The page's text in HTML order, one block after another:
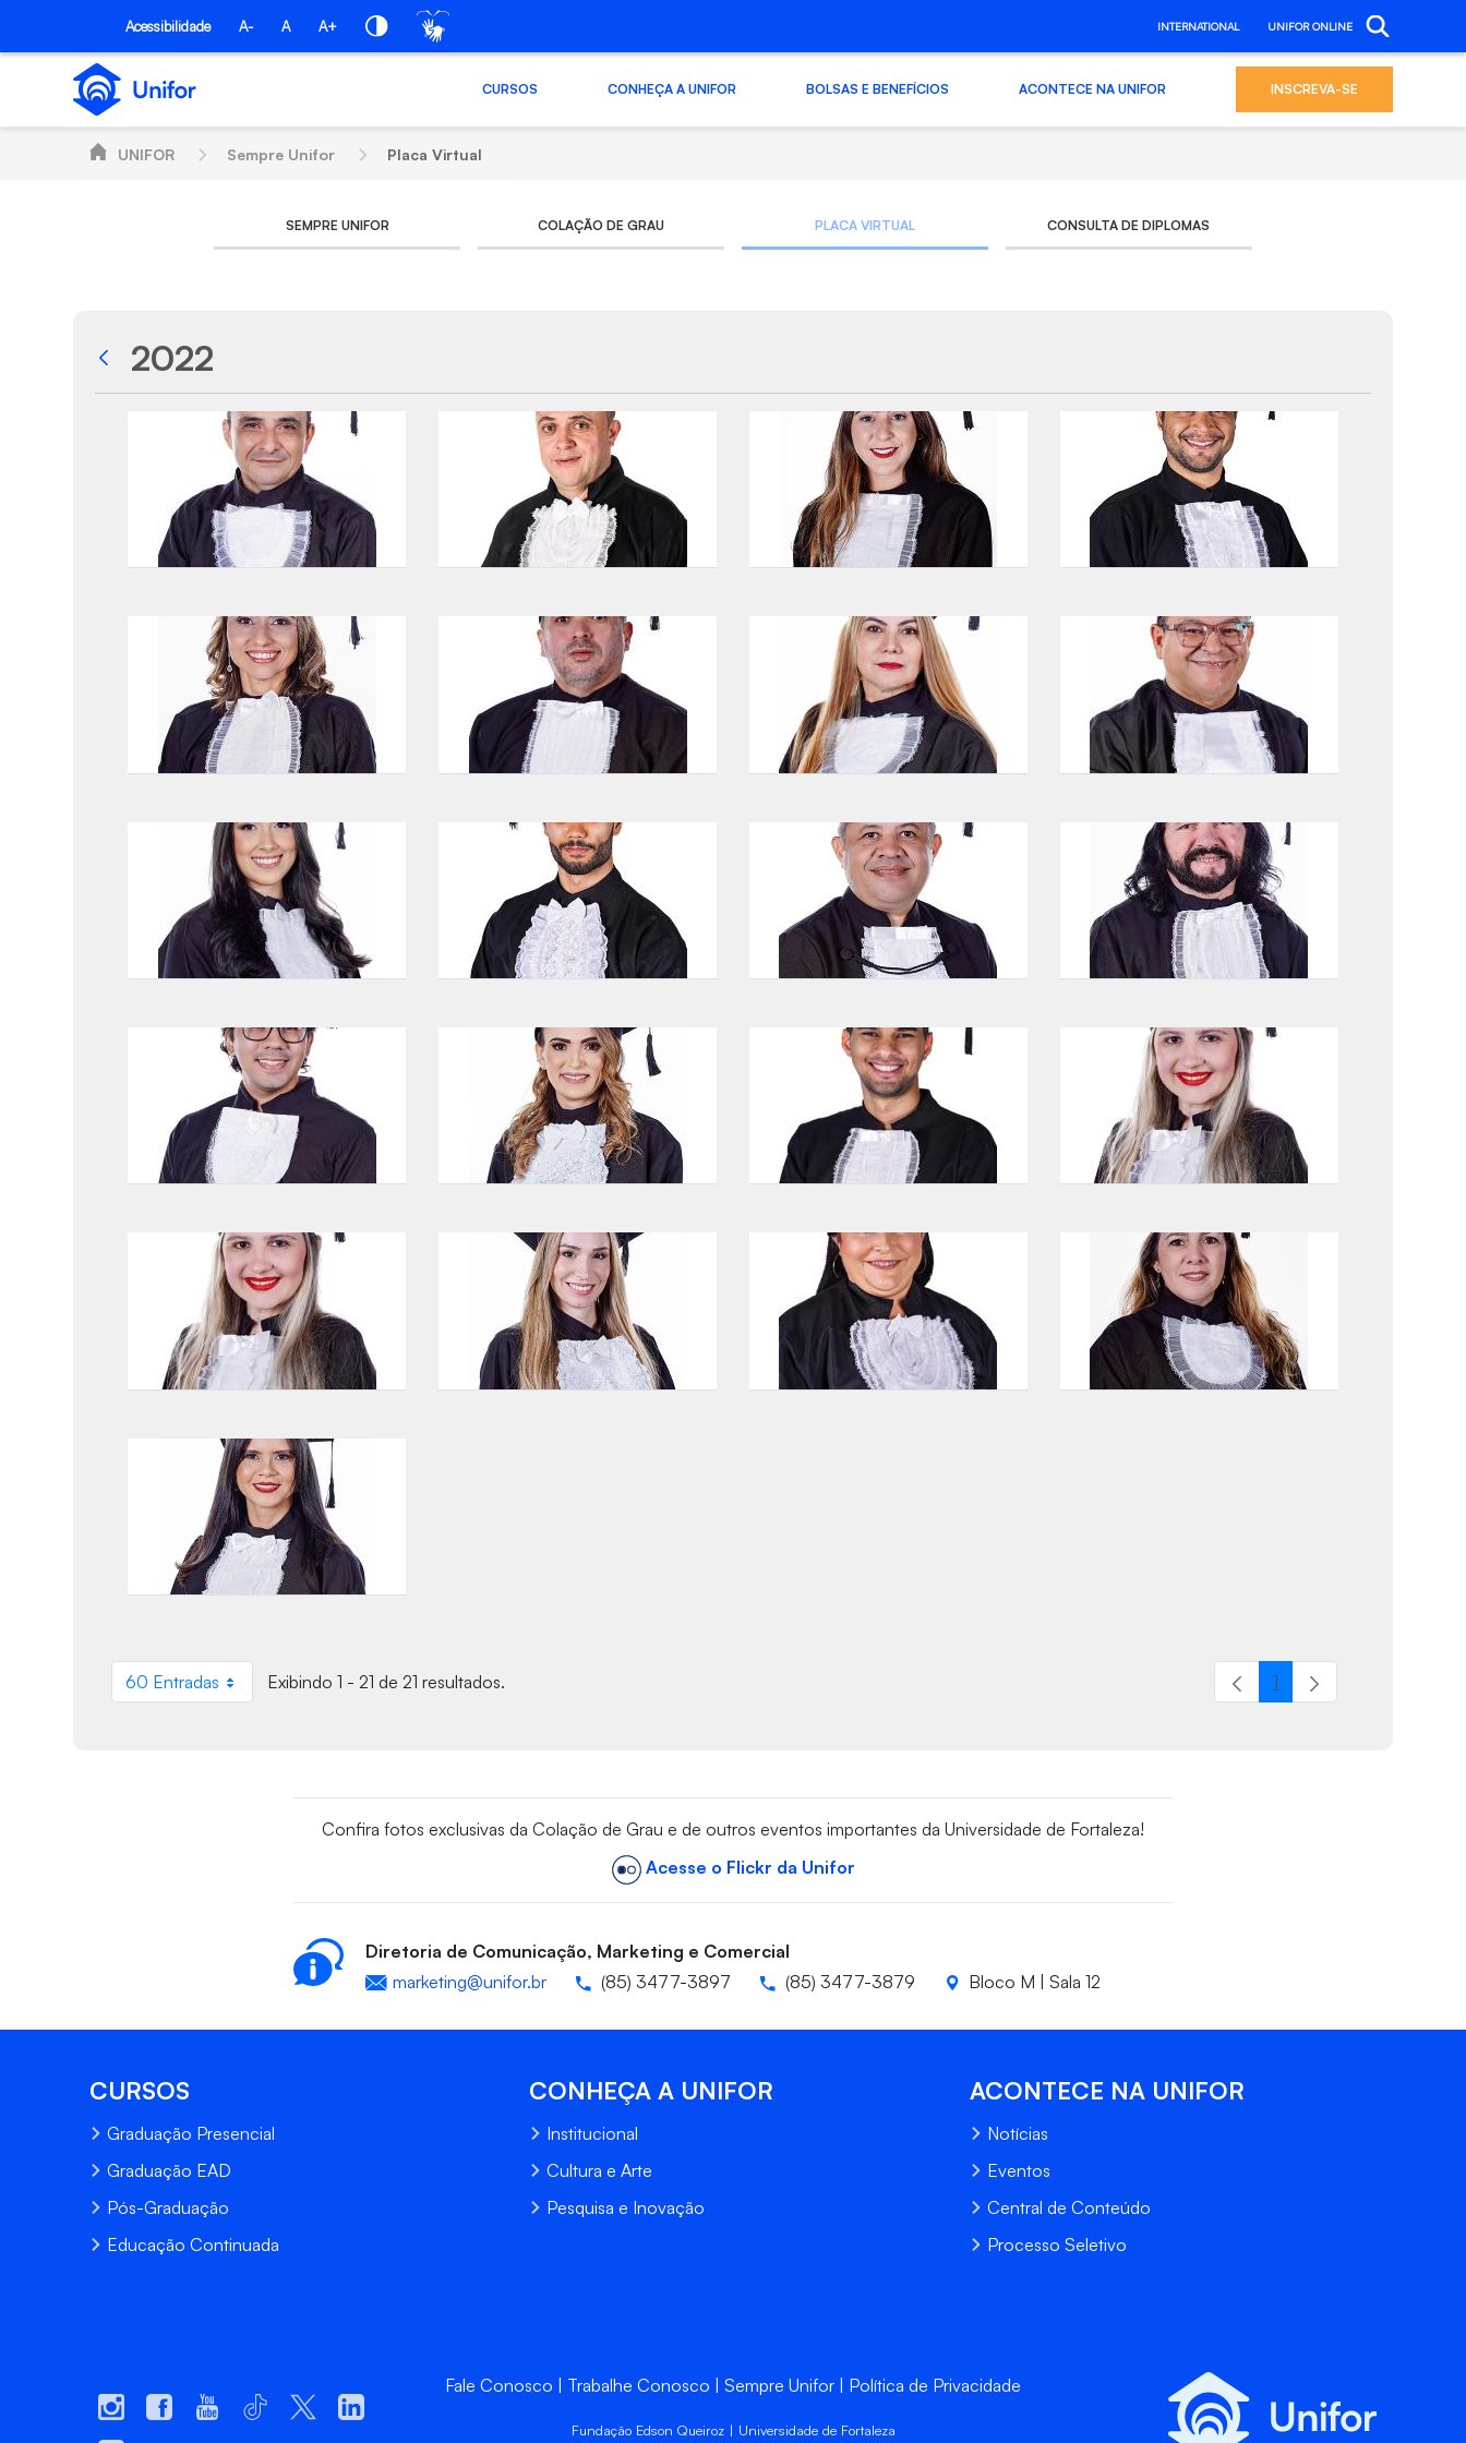
Pular para o Conteúdo principal
Acessibilidade A- A A+ INTERNATIONAL UNIFOR ONLINE
CURSOS CONHEÇA A UNIFOR BOLSAS E BENEFÍCIOS ACONTECE NA UNIFOR INSCREVA-SE
UNIFOR Sempre Unifor Placa Virtual
SEMPRE UNIFOR COLAÇÃO DE GRAU PLACA VIRTUAL CONSULTA DE DIPLOMAS
2022
Galeria de Mídias
60 EntradasPor página Exibindo 1 - 21 de 21 resultados. Página
1
Confira fotos exclusivas da Colação de Grau e de outros eventos importantes da Universidade de Fortaleza!
Acesse o Flickr da Unifor
Diretoria de Comunicação, Marketing e Comercial
marketing@unifor.br
(85) 3477-3897 (85) 3477-3879 Bloco M | Sala 12
CURSOS
Graduação Presencial
Graduação EAD
Pós-Graduação
Educação Continuada
CONHEÇA A UNIFOR
Institucional
Cultura e Arte
Pesquisa e Inovação
ACONTECE NA UNIFOR
Notícias
Eventos
Central de Conteúdo
Processo Seletivo
Fale Conosco Trabalhe Conosco Sempre Unifor Política de Privacidade
Fundação Edson Queiroz | Universidade de Fortaleza